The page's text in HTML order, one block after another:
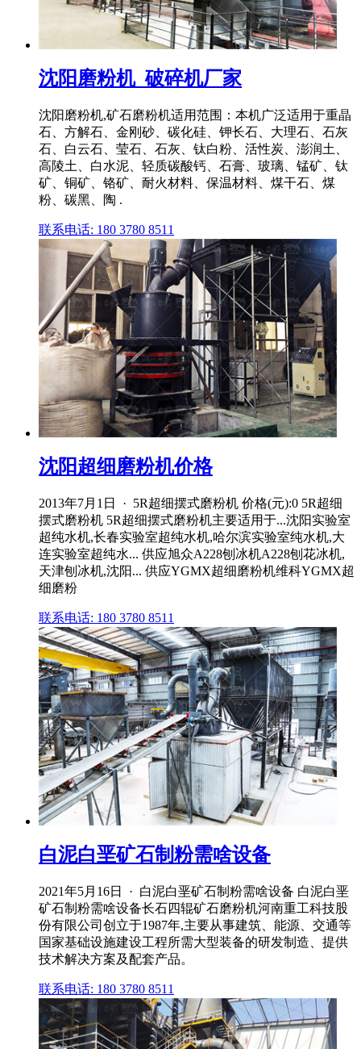
沈阳磨粉机_破碎机厂家
沈阳磨粉机,矿石磨粉机适用范围：本机广泛适用于重晶
石、方解石、金刚砂、碳化硅、钾长石、大理石、石灰
石、白云石、莹石、石灰、钛白粉、活性炭、澎润土、
高陵土、白水泥、轻质碳酸钙、石膏、玻璃、锰矿、钛
矿、铜矿、铬矿、耐火材料、保温材料、煤干石、煤
粉、碳黑、陶 .
联系电话: 180 3780 8511
沈阳超细磨粉机价格
2013年7月1日 · 5R超细摆式磨粉机 价格(元):0 5R超细
摆式磨粉机 5R超细摆式磨粉机主要适用于...沈阳实验室
超纯水机,长春实验室超纯水机,哈尔滨实验室纯水机,大
连实验室超纯水... 供应旭众A228刨冰机A228刨花冰机,
天津刨冰机,沈阳... 供应YGMX超细磨粉机维科YGMX超
细磨粉
联系电话: 180 3780 8511
白泥白垩矿石制粉需啥设备
2021年5月16日 · 白泥白垩矿石制粉需啥设备 白泥白垩
矿石制粉需啥设备长石四辊矿石磨粉机河南重工科技股
份有限公司创立于1987年,主要从事建筑、能源、交通等
国家基础设施建设工程所需大型装备的研发制造、提供
技术解决方案及配套产品。
联系电话: 180 3780 8511